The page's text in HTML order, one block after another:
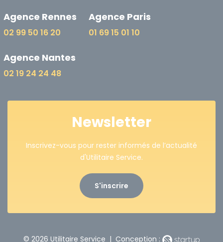
Agence Rennes
02 99 50 16 20
Agence Paris
01 69 15 01 10
Agence Nantes
02 19 24 24 48
Newsletter
Inscrivez-vous pour rester informés de l’actualité
d'Utilitaire Service.
S'inscrire
© 2026 Utilitaire Service | Conception :